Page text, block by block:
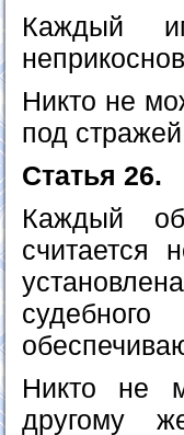
Каждый
Никто не
под
Статья 26.
Каждый
считается
Никто не
другому